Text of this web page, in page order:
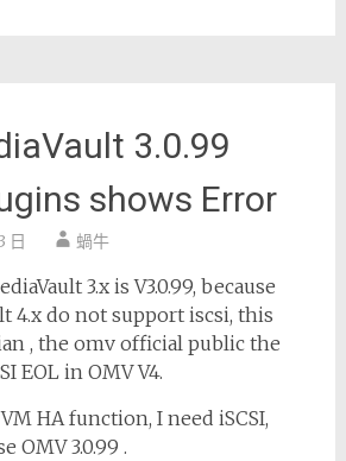
3.0.99
shows Error
日 蝸牛
3.x is V3.0.99, because
4.x do not support iscsi, this
, the omv official public the
EOL in OMV V4.
HA function, I need iSCSI,
OMV 3.0.99 .